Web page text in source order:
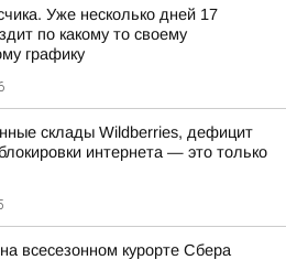
Уже несколько дней 17
по какому то своему
графику
склады Wildberries, дефицит
интернета — это только
всесезонном курорте Сбера